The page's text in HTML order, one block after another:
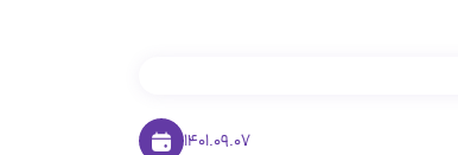
1401.09.07